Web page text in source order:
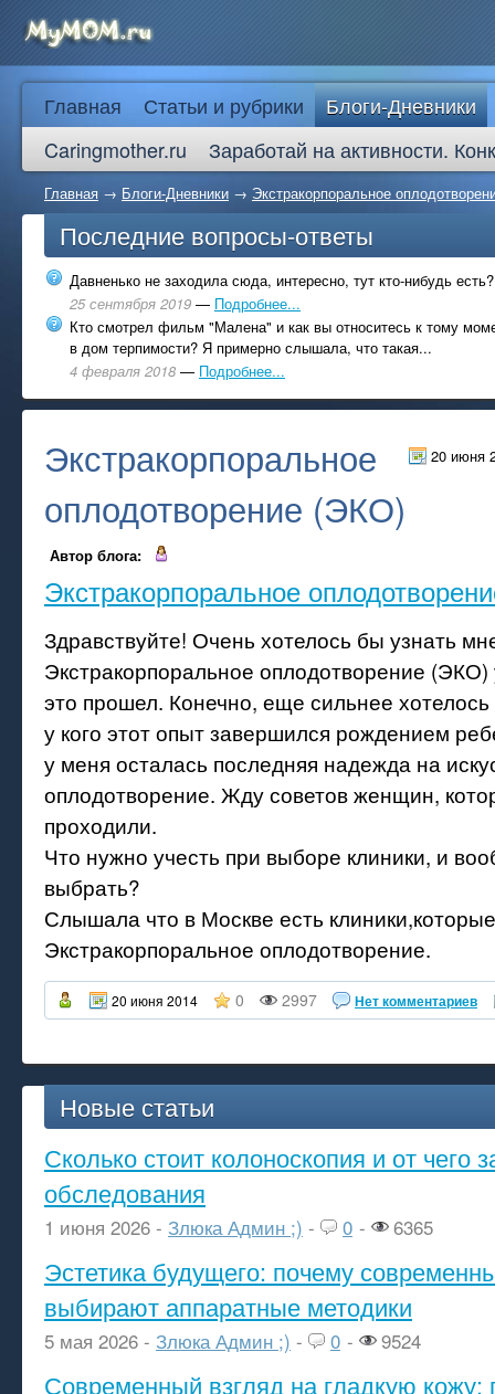
Главная Статьи и рубрики
Блоги-Дневники
Caringmother.ru
Заработай на активности.
Главная → Блоги-Дневники → Экстракорпоральное
Последние вопросы-ответы
Давненько не заходила сюда, интересно, тут кто-нибудь есть?
25 сентября 2019 — Подробнее...
Кто смотрел фильм "Малена" и как вы относитесь к тому
в дом терпимости? Я примерно слышала, что такая...
4 февраля 2018 — Подробнее...
20 июня
Экстракорпоральное
оплодотворение (ЭКО)
Автор блога:
Экстракорпоральное
Здравствуйте! Очень хотелось бы узнать
Экстракорпоральное оплодотворение (ЭКО)
это прошел. Конечно, еще сильнее
у кого этот опыт завершился рождением
у меня осталась последняя надежда на
оплодотворение. Жду советов женщин,
проходили.
Что нужно учесть при выборе клиники, и
выбрать?
Слышала что в Москве есть
Экстракорпоральное оплодотворение.
20 июня 2014 0 2997 Нет комментариев
Новые статьи
Сколько стоит колоноскопия и от чего
обследования
1 июня 2026 - Злюка Админ ;) - 0 - 6365
Эстетика будущего: почему
выбирают аппаратные методики
5 мая 2026 - Злюка Админ ;) - 0 - 9524
Современный взгляд на гладкую кожу: